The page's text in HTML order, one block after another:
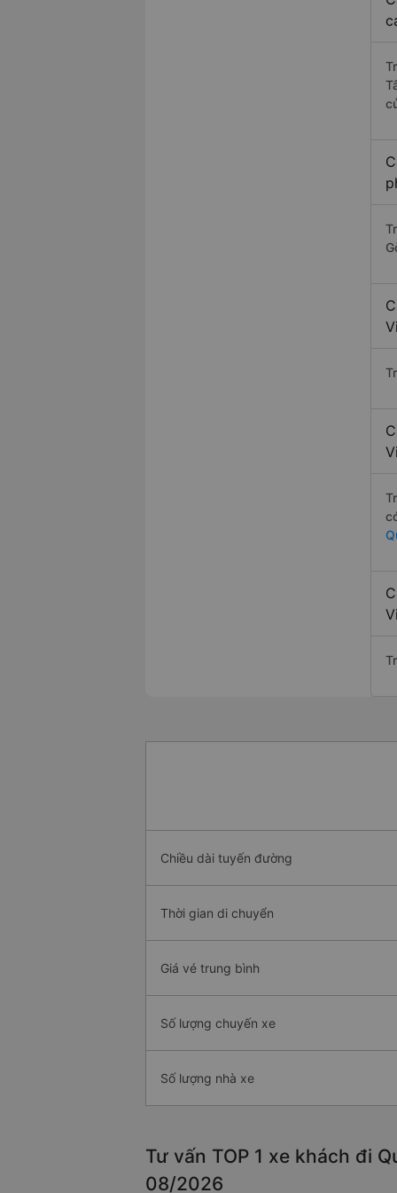
Chiều dài tuyến đường
Thời gian di chuyển
Giá vé trung bình
Số lượng chuyến xe
Số lượng nhà xe
Tư vấn TOP 1 xe khách đi
08/2026